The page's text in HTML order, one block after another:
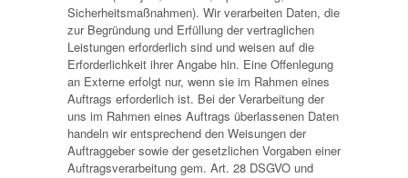
Sicherheitsmaßnahmen). Wir verarbeiten Daten, die
zur Begründung und Erfüllung der vertraglichen
Leistungen erforderlich sind und weisen auf die
Erforderlichkeit ihrer Angabe hin. Eine Offenlegung
an Externe erfolgt nur, wenn sie im Rahmen eines
Auftrags erforderlich ist. Bei der Verarbeitung der
uns im Rahmen eines Auftrags überlassenen Daten
handeln wir entsprechend den Weisungen der
Auftraggeber sowie der gesetzlichen Vorgaben einer
Auftragsverarbeitung gem. Art. 28 DSGVO und